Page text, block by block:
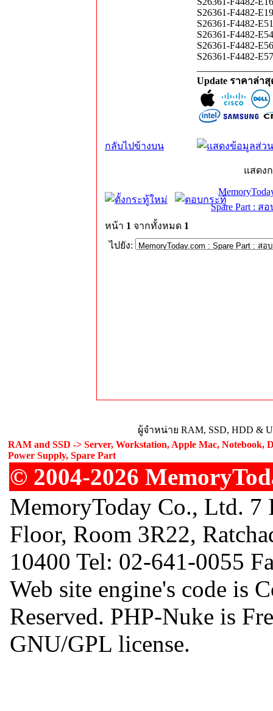
S26361-F4482-
S26361-F4482-
S26361-F4482-
S26361-F4482-
S26361-F4482-
Update ราคาล่า
กลับไปข้างบน
แสดง
Spare Part : ส
หน้า 1 จากทั้งหมด 1
ไปยัง:
ผู้จำหน่าย RAM, SSD, HDD &
RAM and SSD -> Server, Workstation, Apple Mac, Notebook,
Power Supply, Spare Part
© 2004-2026
MemoryToday Co., Ltd.
Floor, Room 3R22,
10400 Tel: 02-641-0055
Web site engine's code is
Reserved. PHP-Nuke is
GNU/GPL license.